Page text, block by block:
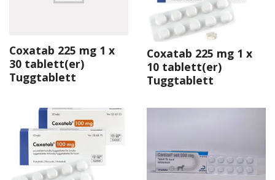
Coxatab 225 mg 1 x
30 tablett(er)
Tuggtablett
Coxatab 225 mg 1 x
10 tablett(er)
Tuggtablett